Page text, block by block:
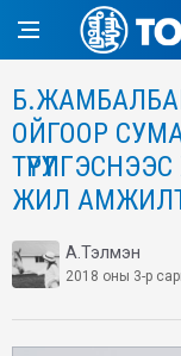
ОЙГООР
ЖИЛ
А.Тэлмэн
2018 оны 3-р